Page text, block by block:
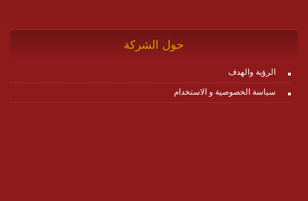
حول الشركة
الرؤية والهدف
سياسة الخصوصية و الاستخدام